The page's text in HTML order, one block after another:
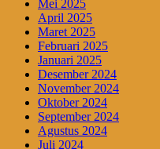
Mei 2025
April 2025
Maret 2025
Februari 2025
Januari 2025
Desember 2024
November 2024
Oktober 2024
September 2024
Agustus 2024
Juli 2024